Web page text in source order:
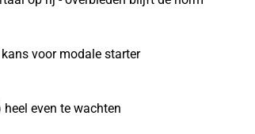
voor modale starter
even te wachten